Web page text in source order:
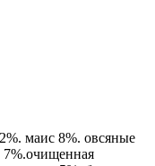
маис 8%. овсяные
7%.очищенная